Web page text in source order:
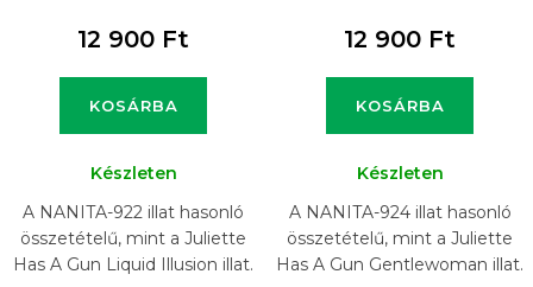
12 900 Ft
KOSÁRBA
Készleten
A NANITA-922 illat hasonló
összetételű, mint a Juliette
Has A Gun Liquid Illusion illat.
12 900 Ft
KOSÁRBA
Készleten
A NANITA-924 illat hasonló
összetételű, mint a Juliette
Has A Gun Gentlewoman illat.